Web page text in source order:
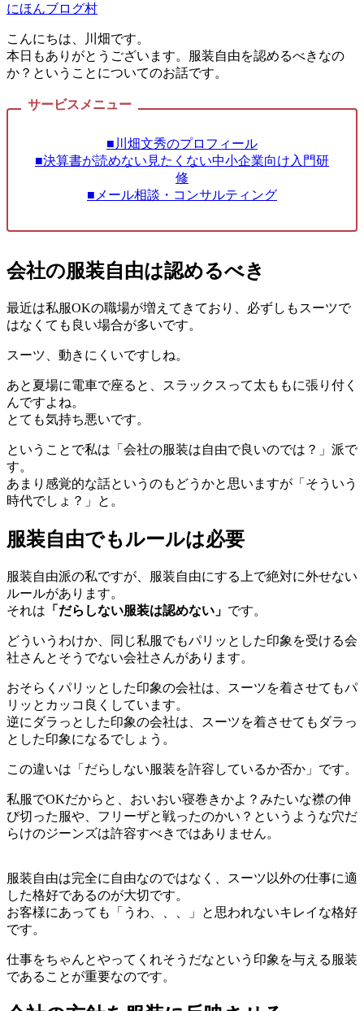
にほんブログ村
こんにちは、川畑です。
本日もありがとうございます。服装自由を認めるべきなの
か？ということについてのお話です。
■川畑文秀のプロフィール
■決算書が読めない見たくない中小企業向け入門研
修
■メール相談・コンサルティング
会社の服装自由は認めるべき
最近は私服OKの職場が増えてきており、必ずしもスーツで
はなくても良い場合が多いです。
スーツ、動きにくいですしね。
あと夏場に電車で座ると、スラックスって太ももに張り付く
んですよね。
とても気持ち悪いです。
ということで私は「会社の服装は自由で良いのでは？」派で
す。
あまり感覚的な話というのもどうかと思いますが「そういう
時代でしょ？」と。
服装自由でもルールは必要
服装自由派の私ですが、服装自由にする上で絶対に外せない
ルールがあります。
それは 「だらしない服装は認めない」 です。
どういうわけか、同じ私服でもパリッとした印象を受ける会
社さんとそうでない会社さんがあります。
おそらくパリッとした印象の会社は、スーツを着させてもパ
リッとカッコ良くしています。
逆にダラっとした印象の会社は、スーツを着させてもダラっ
とした印象になるでしょう。
この違いは「だらしない服装を許容しているか否か」です。
私服でOKだからと、おいおい寝巻きかよ？みたいな襟の伸
び切った服や、フリーザと戦ったのかい？というような穴だ
らけのジーンズは許容すべきではありません。
服装自由は完全に自由なのではなく、スーツ以外の仕事に適
した格好であるのが大切です。
お客様にあっても「うわ、、、」と思われないキレイな格好
です。
仕事をちゃんとやってくれそうだなという印象を与える服装
であることが重要なのです。